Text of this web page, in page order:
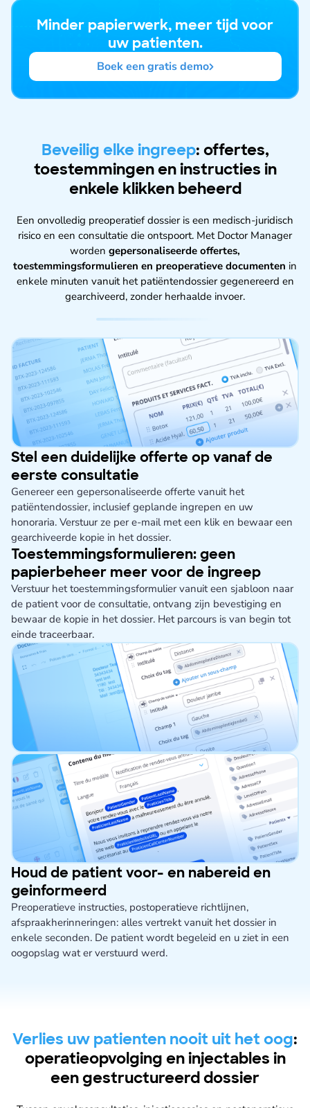
Minder papierwerk, meer tijd voor
uw patienten.
Boek een gratis demo
Beveilig elke ingreep: offertes,
toestemmingen en instructies in
enkele klikken beheerd
Een onvolledig preoperatief dossier is een medisch-juridisch
risico en een consultatie die ontspoort. Met Doctor Manager
worden gepersonaliseerde offertes,
toestemmingsformulieren en preoperatieve documenten in
enkele minuten vanuit het patiëntendossier gegenereerd en
gearchiveerd, zonder herhaalde invoer.
Stel een duidelijke offerte op vanaf de
eerste consultatie
Genereer een gepersonaliseerde offerte vanuit het
patiëntendossier, inclusief geplande ingrepen en uw
honoraria. Verstuur ze per e-mail met een klik en bewaar een
gearchiveerde kopie in het dossier.
Toestemmingsformulieren: geen
papierbeheer meer voor de ingreep
Verstuur het toestemmingsformulier vanuit een sjabloon naar
de patient voor de consultatie, ontvang zijn bevestiging en
bewaar de kopie in het dossier. Het parcours is van begin tot
einde traceerbaar.
Houd de patient voor- en nabereid en
geinformeerd
Preoperatieve instructies, postoperatieve richtlijnen,
afspraakherinneringen: alles vertrekt vanuit het dossier in
enkele seconden. De patient wordt begeleid en u ziet in een
oogopslag wat er verstuurd werd.
Verlies uw patienten nooit uit het oog:
operatieopvolging en injectables in
een gestructureerd dossier